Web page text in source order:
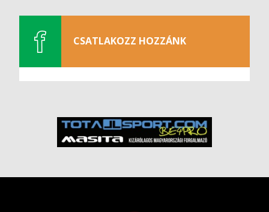
CSATLAKOZZ HOZZÁNK